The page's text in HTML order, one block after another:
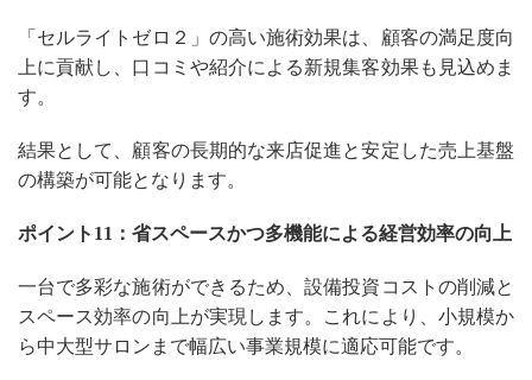
「セルライトゼロ２」の高い施術効果は、顧客の満足度向
上に貢献し、口コミや紹介による新規集客効果も見込めま
す。
結果として、顧客の長期的な来店促進と安定した売上基盤
の構築が可能となります。
ポイント11：省スペースかつ多機能による経営効率の向上
一台で多彩な施術ができるため、設備投資コストの削減と
スペース効率の向上が実現します。これにより、小規模か
ら中大型サロンまで幅広い事業規模に適応可能です。